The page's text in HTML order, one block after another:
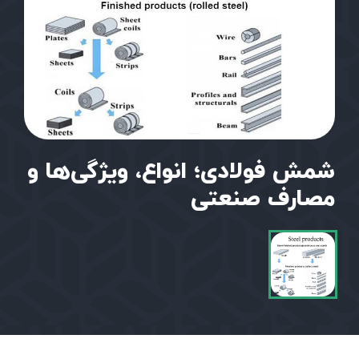
شمش فولادی؛ انواع، ویژگی‌ها و
مصارف صنعتی